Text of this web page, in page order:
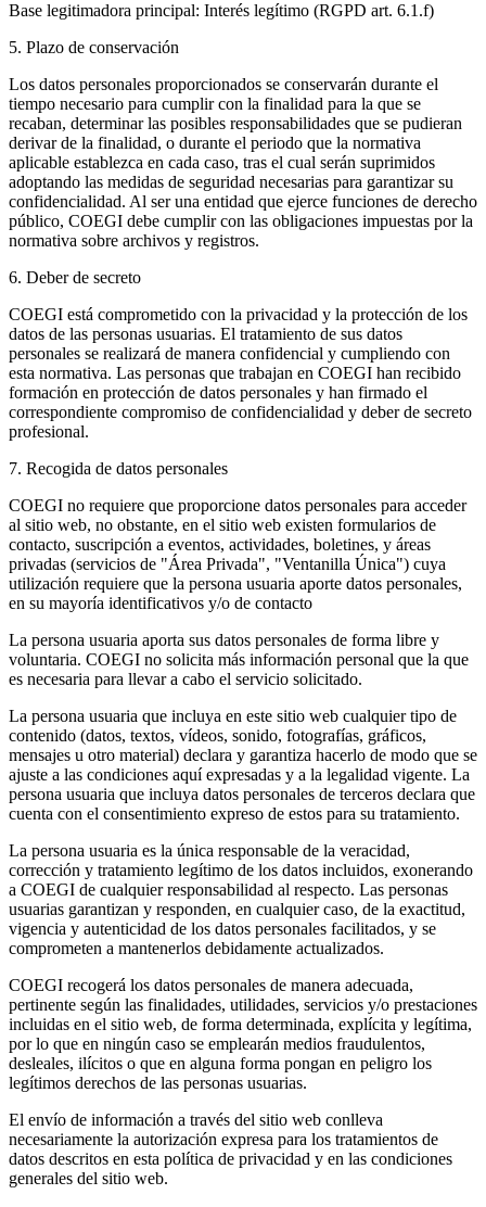
Base legitimadora principal: Interés legítimo (RGPD art. 6.1.f)
5. Plazo de conservación
Los datos personales proporcionados se conservarán durante el
tiempo necesario para cumplir con la finalidad para la que se
recaban, determinar las posibles responsabilidades que se pudieran
derivar de la finalidad, o durante el periodo que la normativa
aplicable establezca en cada caso, tras el cual serán suprimidos
adoptando las medidas de seguridad necesarias para garantizar su
confidencialidad. Al ser una entidad que ejerce funciones de derecho
público, COEGI debe cumplir con las obligaciones impuestas por la
normativa sobre archivos y registros.
6. Deber de secreto
COEGI está comprometido con la privacidad y la protección de los
datos de las personas usuarias. El tratamiento de sus datos
personales se realizará de manera confidencial y cumpliendo con
esta normativa. Las personas que trabajan en COEGI han recibido
formación en protección de datos personales y han firmado el
correspondiente compromiso de confidencialidad y deber de secreto
profesional.
7. Recogida de datos personales
COEGI no requiere que proporcione datos personales para acceder
al sitio web, no obstante, en el sitio web existen formularios de
contacto, suscripción a eventos, actividades, boletines, y áreas
privadas (servicios de "Área Privada", "Ventanilla Única") cuya
utilización requiere que la persona usuaria aporte datos personales,
en su mayoría identificativos y/o de contacto
La persona usuaria aporta sus datos personales de forma libre y
voluntaria. COEGI no solicita más información personal que la que
es necesaria para llevar a cabo el servicio solicitado.
La persona usuaria que incluya en este sitio web cualquier tipo de
contenido (datos, textos, vídeos, sonido, fotografías, gráficos,
mensajes u otro material) declara y garantiza hacerlo de modo que se
ajuste a las condiciones aquí expresadas y a la legalidad vigente. La
persona usuaria que incluya datos personales de terceros declara que
cuenta con el consentimiento expreso de estos para su tratamiento.
La persona usuaria es la única responsable de la veracidad,
corrección y tratamiento legítimo de los datos incluidos, exonerando
a COEGI de cualquier responsabilidad al respecto. Las personas
usuarias garantizan y responden, en cualquier caso, de la exactitud,
vigencia y autenticidad de los datos personales facilitados, y se
comprometen a mantenerlos debidamente actualizados.
COEGI recogerá los datos personales de manera adecuada,
pertinente según las finalidades, utilidades, servicios y/o prestaciones
incluidas en el sitio web, de forma determinada, explícita y legítima,
por lo que en ningún caso se emplearán medios fraudulentos,
desleales, ilícitos o que en alguna forma pongan en peligro los
legítimos derechos de las personas usuarias.
El envío de información a través del sitio web conlleva
necesariamente la autorización expresa para los tratamientos de
datos descritos en esta política de privacidad y en las condiciones
generales del sitio web.